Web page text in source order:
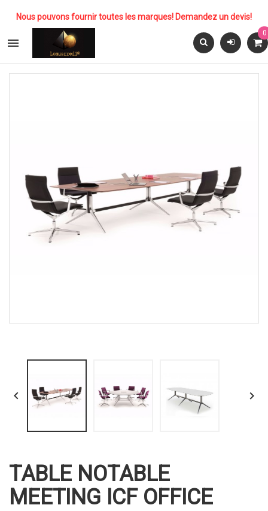
Nous pouvons fournir toutes les marques! Demandez un devis!

0
 
TABLE NOTABLE
MEETING ICF OFFICE